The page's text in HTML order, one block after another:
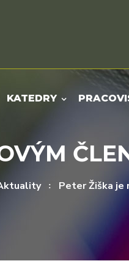
KATEDRY
Peter Žiška je